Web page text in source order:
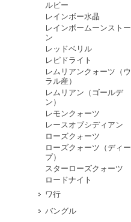
ルビー
レインボー水晶
レインボームーンストー
ン
レッドベリル
レピドライト
レムリアンクォーツ（ウ
ラル産）
レムリアン（ゴールデ
ン）
レモンクォーツ
レースオブシディアン
ローズクォーツ
ローズクォーツ（ディー
プ）
スターローズクォーツ
ロードナイト
ワ行
バングル